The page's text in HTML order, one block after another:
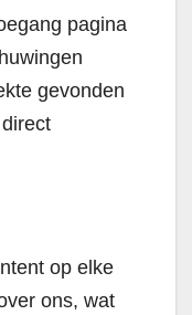
pagina
gevonden
op elke
ons, wat